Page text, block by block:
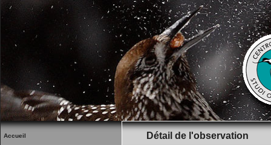
Accueil Détail de l'observation